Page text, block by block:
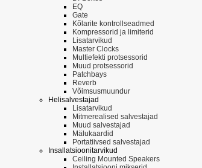
EQ
Gate
Kõlarite kontrollseadmed
Kompressorid ja limiterid
Lisatarvikud
Master Clocks
Multiefekti protsessorid
Muud protsessorid
Patchbays
Reverb
Võimsusmuundur
Helisalvestajad
Lisatarvikud
Mitmerealised salvestajad
Muud salvestajad
Mälukaardid
Portatiivsed salvestajad
Insallatsioonitarvikud
Ceiling Mounted Speakers